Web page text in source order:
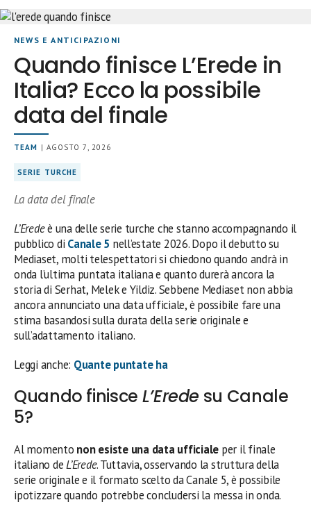
NEWS E ANTICIPAZIONI
Quando finisce L’Erede in
Italia? Ecco la possibile
data del finale
TEAM | AGOSTO 7, 2026
SERIE TURCHE
La data del finale
L’Eredeè una delle serie turche che stanno accompagnando il
pubblico di Canale 5 nell’estate 2026. Dopo il debutto su
Mediaset, molti telespettatori si chiedono quando andrà in
onda l’ultima puntata italiana e quanto durerà ancora la
storia di Serhat, Melek e Yildiz. Sebbene Mediaset non abbia
ancora annunciato una data ufficiale, è possibile fare una
stima basandosi sulla durata della serie originale e
sull’adattamento italiano.
Leggi anche: Quante puntate ha
Quando finisce L’Erede su Canale
5?
Al momento non esiste una data ufficiale per il finale
italiano deL’Erede. Tuttavia, osservando la struttura della
serie originale e il formato scelto da Canale 5, è possibile
ipotizzare quando potrebbe concludersi la messa in onda.